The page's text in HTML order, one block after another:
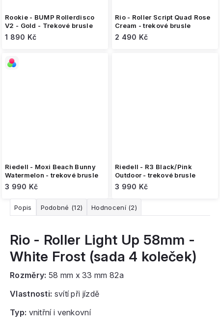
Rookie - BUMP Rollerdisco
V2 - Gold - Trekové brusle
1 890 Kč
Rio - Roller Script Quad Rose
Cream - trekové brusle
2 490 Kč
Riedell - Moxi Beach Bunny
Watermelon - trekové brusle
3 990 Kč
Riedell - R3 Black/Pink
Outdoor - trekové brusle
3 990 Kč
Popis Podobné (12) Hodnocení (2)
Rio - Roller Light Up 58mm -
White Frost (sada 4 koleček)
Rozměry: 58 mm x 33 mm 82a
Vlastnosti: svítí při jízdě
Typ: vnitřní i venkovní